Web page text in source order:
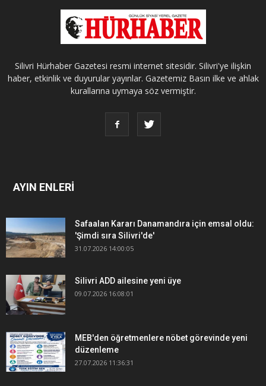
Silivri Hürhaber Gazetesi resmi internet sitesidir. Silivri'ye ilişkin
haber, etkinlik ve duyurular yayınlar. Gazetemiz Basın ilke ve ahlak
kurallarına uymaya söz vermiştir.
AYIN ENLERİ
Safaalan Kararı Danamandıra için emsal oldu:
'Şimdi sıra Silivri'de'
31.07.2026 14:00:05
Silivri ADD ailesine yeni üye
09.07.2026 16:08:01
MEB'den öğretmenlere nöbet görevinde yeni
düzenleme
27.07.2026 11:36:31